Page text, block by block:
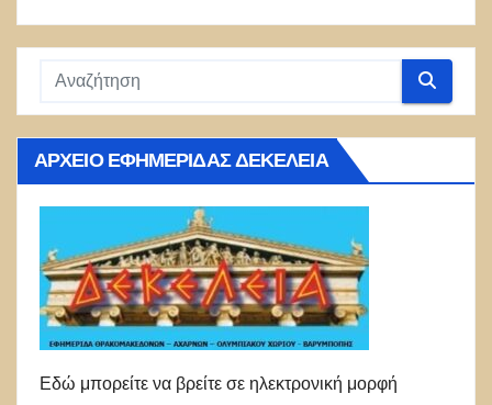
ΑΡΧΕΊΟ ΕΦΗΜΕΡΊΔΑΣ ΔΕΚΈΛΕΙΑ
Εδώ μπορείτε να βρείτε σε ηλεκτρονική μορφή